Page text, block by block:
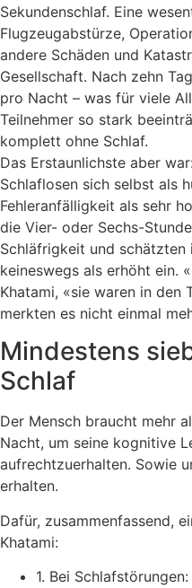
Sekundenschlaf. Eine
Flugzeugabstürze,
andere Schäden und
Gesellschaft. Nach zehn
pro Nacht – was für viele
Teilnehmer so stark
komplett ohne Schlaf.
Das Erstaunlichste aber
Schlaflosen sich selbst als
Fehleranfälligkeit als sehr
die Vier- oder Sechs-
Schläfrigkeit und schätzten
keineswegs als erhöht ein.
Khatami, «sie waren in den
merkten es nicht einmal
Mindestens
Schlaf
Der Mensch braucht mehr
Nacht, um seine kognitive
aufrechtzuerhalten. Sowie
erhalten.
Dafür, zusammenfassend,
Khatami:
1. Bei